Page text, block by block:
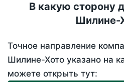
В какую сторону
Шилине-
Точное направление
Шилине-Хото указано на
можете открыть тут: